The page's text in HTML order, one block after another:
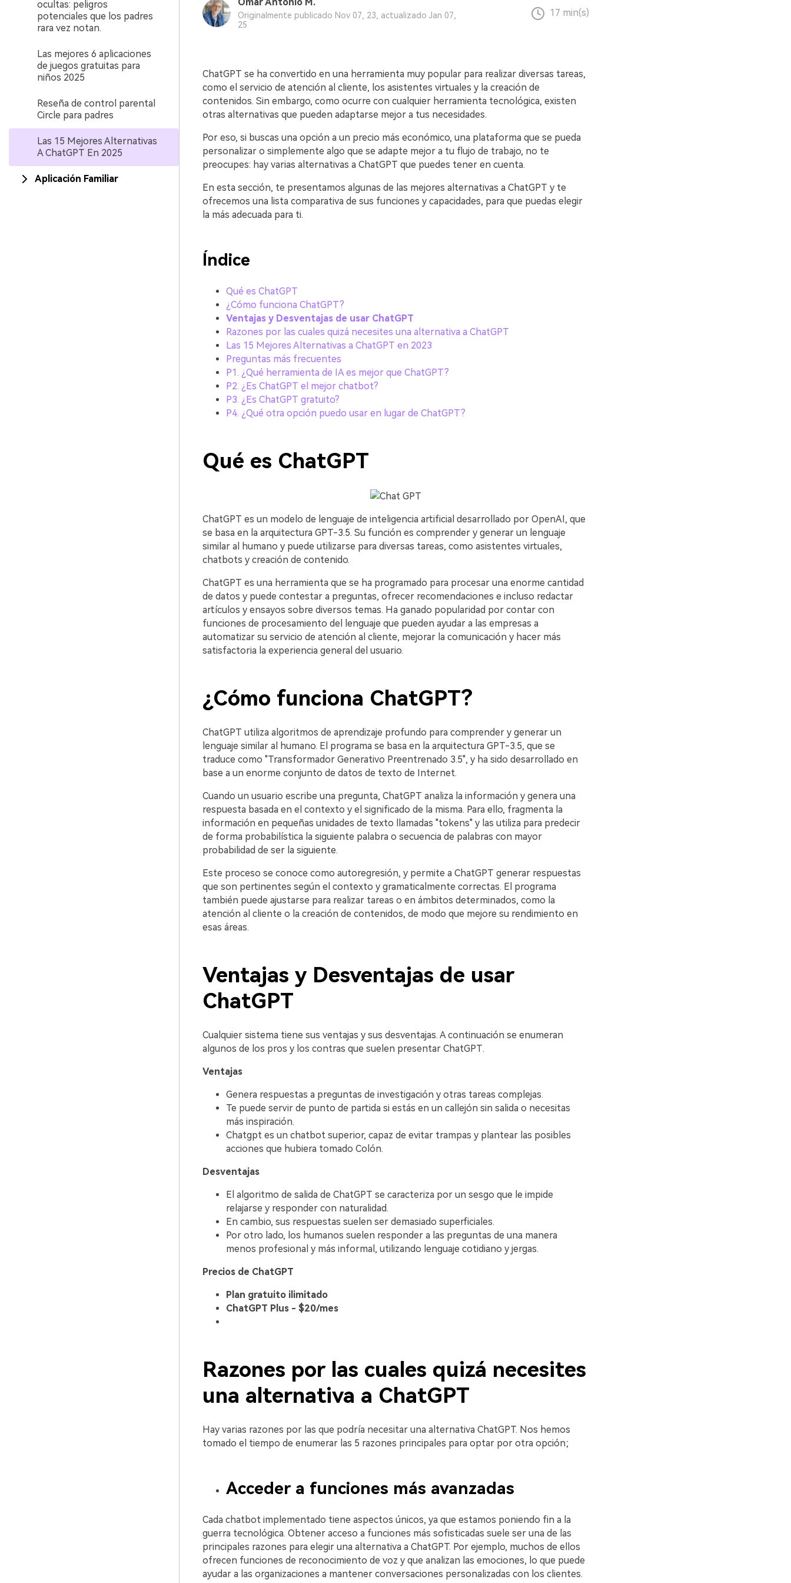
ocultas: peligros
potenciales que los padres
rara vez notan.
Las mejores 6 aplicaciones
de juegos gratuitas para
niños 2025
Reseña de control parental
Circle para padres
Las 15 Mejores Alternativas
A ChatGPT En 2025
Aplicación Familiar
Originalmente publicado Nov 07, 23, actualizado Jan 07,
25
17 min(s)
ChatGPT se ha convertido en una herramienta muy popular para realizar diversas tareas,
como el servicio de atención al cliente, los asistentes virtuales y la creación de
contenidos.󠀲󠀡󠀡󠀤󠀨󠀣󠀩󠀢󠀥󠀳󠀰 Sin embargo, como ocurre con cualquier herramienta tecnológica, existen
otras alternativas que pueden adaptarse mejor a tus necesidades.󠀲󠀡󠀡󠀤󠀨󠀣󠀩󠀢󠀦󠀳󠀰
Por eso, si buscas una opción a un precio más económico, una plataforma que se pueda
personalizar o simplemente algo que se adapte mejor a tu flujo de trabajo, no te
preocupes: hay varias alternativas a ChatGPT que puedes tener en cuenta.󠀲󠀡󠀡󠀤󠀨󠀣󠀩󠀢󠀧󠀳
En esta sección, te presentamos algunas de las mejores alternativas a ChatGPT y te
ofrecemos una lista comparativa de sus funciones y capacidades, para que puedas elegir
la más adecuada para ti.
Índice󠀲󠀡󠀡󠀤󠀨󠀣󠀩󠀢󠀩󠀳
Qué es ChatGPT󠀲󠀡󠀡󠀤󠀨󠀣󠀩󠀣󠀠󠀳
¿Cómo funciona ChatGPT?󠀲󠀡󠀡󠀤󠀨󠀣󠀩󠀣󠀡󠀳
Ventajas y Desventajas de usar ChatGPT󠀲󠀡󠀡󠀤󠀨󠀣󠀩󠀣󠀢󠀳
Razones por las cuales quizá necesites una alternativa a ChatGPT󠀲󠀡󠀡󠀤󠀨󠀣󠀩󠀣󠀣󠀳
󠀰Las 15 Mejores Alternativas a ChatGPT en 2023󠀲󠀡󠀡󠀤󠀨󠀣󠀩󠀣󠀤󠀳
Preguntas más frecuentes
P1.󠀲󠀡󠀡󠀤󠀨󠀣󠀩󠀣󠀦󠀳󠀰 ¿Qué herramienta de IA es mejor que ChatGPT?
P2.󠀲󠀡󠀡󠀤󠀨󠀣󠀩󠀣󠀨󠀳󠀰 ¿Es ChatGPT el mejor chatbot?
P3.󠀲󠀡󠀡󠀤󠀨󠀣󠀩󠀤󠀠󠀳󠀰 ¿Es ChatGPT gratuito?
P4.󠀲󠀡󠀡󠀤󠀨󠀣󠀩󠀤󠀠󠀳󠀰 ¿Qué otra opción puedo usar en lugar de ChatGPT?
Qué es ChatGPT󠀲󠀡󠀡󠀤󠀨󠀣󠀩󠀣󠀠󠀳
ChatGPT es un modelo de lenguaje de inteligencia artificial desarrollado por OpenAI, que
se basa en la arquitectura GPT-3.5.󠀲󠀡󠀡󠀤󠀨󠀣󠀩󠀤󠀦󠀳󠀰 Su función es comprender y generar un lenguaje
similar al humano y puede utilizarse para diversas tareas, como asistentes virtuales,
chatbots y creación de contenido.󠀲󠀡󠀡󠀤󠀨󠀣󠀩󠀤󠀧󠀳
󠀰ChatGPT es una herramienta que se ha programado para procesar una enorme cantidad
de datos y puede contestar a preguntas, ofrecer recomendaciones e incluso redactar
artículos y ensayos sobre diversos temas.󠀲󠀡󠀡󠀤󠀨󠀣󠀩󠀤󠀨󠀳󠀰 Ha ganado popularidad por contar con
funciones de procesamiento del lenguaje que pueden ayudar a las empresas a
automatizar su servicio de atención al cliente, mejorar la comunicación y hacer más
satisfactoria la experiencia general del usuario.
¿Cómo funciona ChatGPT?󠀲󠀡󠀡󠀤󠀨󠀣󠀩󠀣󠀡󠀳
ChatGPT utiliza algoritmos de aprendizaje profundo para comprender y generar un
lenguaje similar al humano.󠀲󠀡󠀡󠀤󠀨󠀣󠀩󠀥󠀡󠀳󠀰 El programa se basa en la arquitectura GPT-3.5, que se
traduce como "Transformador Generativo Preentrenado 3.5", y ha sido desarrollado en
base a un enorme conjunto de datos de texto de Internet.
󠀰Cuando un usuario escribe una pregunta, ChatGPT analiza la información y genera una
respuesta basada en el contexto y el significado de la misma.󠀲󠀡󠀡󠀤󠀨󠀣󠀩󠀥󠀣󠀳󠀰 Para ello, fragmenta la
información en pequeñas unidades de texto llamadas "tokens" y las utiliza para predecir
de forma probabilística la siguiente palabra o secuencia de palabras con mayor
probabilidad de ser la siguiente.
Este proceso se conoce como autoregresión, y permite a ChatGPT generar respuestas
que son pertinentes según el contexto y gramaticalmente correctas.󠀲󠀡󠀡󠀤󠀨󠀣󠀩󠀥󠀥󠀳󠀰 El programa
también puede ajustarse para realizar tareas o en ámbitos determinados, como la
atención al cliente o la creación de contenidos, de modo que mejore su rendimiento en
esas áreas.
Ventajas y Desventajas de usar
ChatGPT󠀲󠀡󠀡󠀤󠀨󠀣󠀩󠀣󠀢󠀳
Cualquier sistema tiene sus ventajas y sus desventajas.󠀲󠀡󠀡󠀤󠀨󠀣󠀩󠀥󠀨󠀳󠀰 A continuación se enumeran
algunos de los pros y los contras que suelen presentar ChatGPT󠀲󠀡󠀡󠀤󠀨󠀣󠀩󠀥󠀩󠀳.
Ventajas
Genera respuestas a preguntas de investigación y otras tareas complejas󠀲󠀡󠀡󠀤󠀨󠀣.
Te puede servir de punto de partida si estás en un callejón sin salida o necesitas
más inspiración.󠀲󠀡󠀡󠀤󠀨󠀣󠀩󠀦󠀢󠀳
󠀰Chatgpt es un chatbot superior, capaz de evitar trampas y plantear las posibles
acciones que hubiera tomado Colón.󠀲󠀡󠀡󠀤󠀨󠀣󠀩󠀦󠀣󠀳
Desventajas
El algoritmo de salida de ChatGPT se caracteriza por un sesgo que le impide
relajarse y responder con naturalidad.󠀲󠀡󠀡󠀤󠀨󠀣󠀩󠀦󠀥󠀳
En cambio, sus respuestas suelen ser demasiado superficiales.󠀲󠀡󠀡󠀤󠀨󠀣󠀩󠀦󠀦󠀳
󠀰Por otro lado, los humanos suelen responder a las preguntas de una manera
menos profesional y más informal, utilizando lenguaje cotidiano y jergas.
Precios de ChatGPT
Plan gratuito ilimitado
ChatGPT Plus - $20/mes
Razones por las cuales quizá necesites
una alternativa a ChatGPT󠀲󠀡󠀡󠀤󠀨󠀣󠀩󠀣󠀣󠀳
Hay varias razones por las que podría necesitar una alternativa ChatGPT.󠀲󠀡󠀡󠀤󠀨󠀣󠀩󠀧󠀢󠀳󠀰 Nos hemos
tomado el tiempo de enumerar las 5 razones principales para optar por otra opción;
Acceder a funciones más avanzadas󠀲󠀡󠀡󠀤󠀨󠀣󠀩󠀧󠀤
󠀰Cada chatbot implementado tiene aspectos únicos, ya que estamos poniendo fin a la
guerra tecnológica.󠀲󠀡󠀡󠀤󠀨󠀣󠀩󠀧󠀥󠀳󠀰 Obtener acceso a funciones más sofisticadas suele ser una de las
principales razones para elegir una alternativa a ChatGPT.󠀲󠀡󠀡󠀤󠀨󠀣󠀩󠀧󠀦󠀳󠀰 Por ejemplo, muchos de ellos
ofrecen funciones de reconocimiento de voz y que analizan las emociones, lo que puede
ayudar a las organizaciones a mantener conversaciones personalizadas con los clientes.󠀲󠀡󠀡󠀤󠀨󠀣󠀩󠀧󠀧󠀳